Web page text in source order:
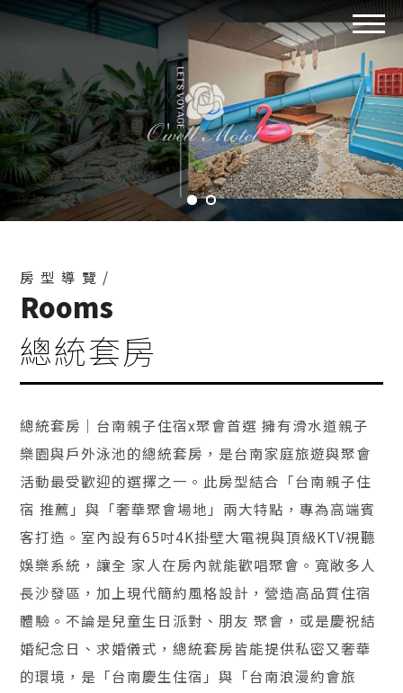
房型導覽/
Rooms
總統套房
總統套房｜台南親子住宿x聚會首選 擁有滑水道親子
樂園與戶外泳池的總統套房，是台南家庭旅遊與聚會
活動最受歡迎的選擇之一。此房型結合「台南親子住
宿 推薦」與「奢華聚會場地」兩大特點，專為高端賓
客打造。室內設有65吋4K掛壁大電視與頂級KTV視聽
娛樂系統，讓全 家人在房內就能歡唱聚會。寬敞多人
長沙發區，加上現代簡約風格設計，營造高品質住宿
體驗。不論是兒童生日派對、朋友 聚會，或是慶祝結
婚紀念日、求婚儀式，總統套房皆能提供私密又奢華
的環境，是「台南慶生住宿」與「台南浪漫約會旅